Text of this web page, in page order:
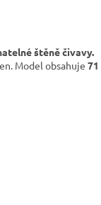
štěně čivavy.
Model obsahuje 71